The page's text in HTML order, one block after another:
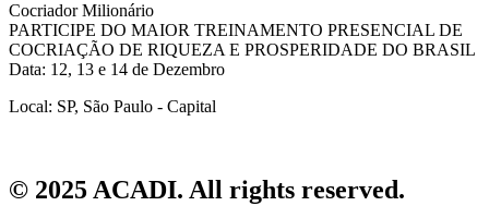
Cocriador Milionário
PARTICIPE DO MAIOR TREINAMENTO PRESENCIAL DE
COCRIAÇÃO DE RIQUEZA E PROSPERIDADE DO BRASIL
Data: 12, 13 e 14 de Dezembro
Local: SP, São Paulo - Capital
© 2025 ACADI. All rights reserved.